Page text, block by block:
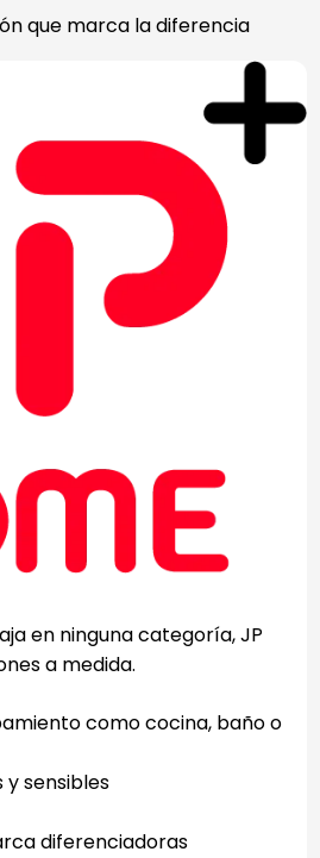
que marca la diferencia
en ninguna categoría, JP
a medida.
como cocina, baño o
sensibles
diferenciadoras